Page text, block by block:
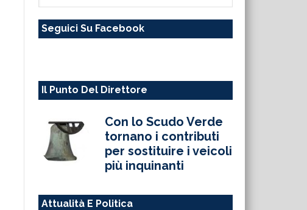
sito
Seguici Su Facebook
Il Punto Del Direttore
Con lo Scudo Verde
tornano i contributi
per sostituire i veicoli
più inquinanti
Attualità E Politica